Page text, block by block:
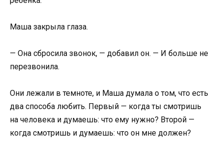
Маша закрыла глаза.
— Она сбросила звонок, — добавил он. — И больше не
перезвонила.
Они лежали в темноте, и Маша думала о том, что есть
два способа любить. Первый — когда ты смотришь
на человека и думаешь: что ему нужно? Второй —
когда смотришь и думаешь: что он мне должен?